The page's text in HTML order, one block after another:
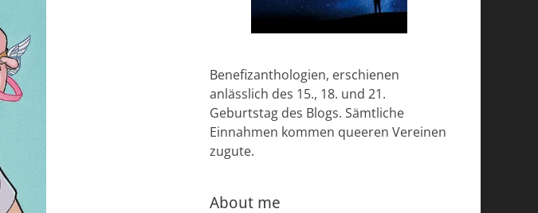
Benefizanthologien, erschienen
anlässlich des 15., 18. und 21.
Geburtstag des Blogs. Sämtliche
Einnahmen kommen queeren Vereinen
zugute.
About me